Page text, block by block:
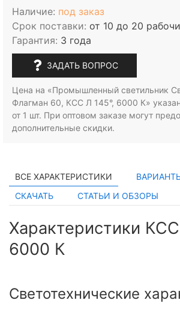
Наличие: под заказ
Срок поставки: от 10 до 20
Гарантия: 3 года
ЗАДАТЬ ВОПРОС
Цена на «Промышленный светильник
Флагман 60, КСС Л 145°, 6000 К»
от 1 шт. При оптовом заказе могут
дополнительные скидки.
ВСЕ ХАРАКТЕРИСТИКИ
СКАЧАТЬ
СТАТЬИ И ОБЗОРЫ
Характеристики
6000 К
Светотехнические